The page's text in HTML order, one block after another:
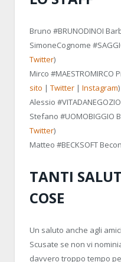
Bruno #BRUNODINOI
SimoneCognome
Twitter)
Mirco #MAESTROMIRCO
sito | Twitter | Instagram)
Alessio #VITADANEGOZIO
Stefano #UOMOBIGGIO
Twitter)
Matteo #BECKSOFT
TANTI
COSE
Un saluto anche agli
Scusate se non vi
davvero troppo tempo